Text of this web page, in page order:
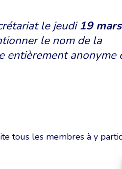
le jeudi19 mars
le nom de la
entièrement anonyme
tous les membres à y